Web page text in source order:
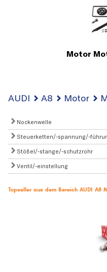
Motor
AUDI A8 Motor
Nockenwelle
Steuerketten/-spannung/-
Stößel/-stange/-schutzrohr
Ventil/-einstellung
Topseller aus dem Bereich AUDI A8